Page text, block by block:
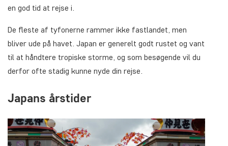
en god tid at rejse i.
De fleste af tyfonerne rammer ikke fastlandet, men
bliver ude på havet. Japan er generelt godt rustet og vant
til at håndtere tropiske storme, og som besøgende vil du
derfor ofte stadig kunne nyde din rejse.
Japans årstider